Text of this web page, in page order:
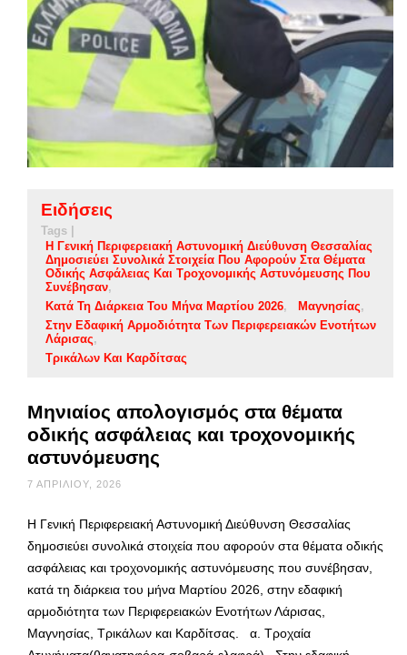
Ειδήσεις
Tags |
Η Γενική Περιφερειακή Αστυνομική Διεύθυνση Θεσσαλίας
Δημοσιεύει Συνολικά Στοιχεία Που Αφορούν Στα Θέματα
Οδικής Ασφάλειας Και Τροχονομικής Αστυνόμευσης Που
Συνέβησαν
Κατά Τη Διάρκεια Του Μήνα Μαρτίου 2026
Μαγνησίας
Στην Εδαφική Αρμοδιότητα Των Περιφερειακών Ενοτήτων
Λάρισας
Τρικάλων Και Καρδίτσας
Μηνιαίος απολογισμός στα θέματα
οδικής ασφάλειας και τροχονομικής
αστυνόμευσης
7 ΑΠΡΙΛΊΟΥ, 2026
Η Γενική Περιφερειακή Αστυνομική Διεύθυνση Θεσσαλίας
δημοσιεύει συνολικά στοιχεία που αφορούν στα θέματα οδικής
ασφάλειας και τροχονομικής αστυνόμευσης που συνέβησαν,
κατά τη διάρκεια του μήνα Μαρτίου 2026, στην εδαφική
αρμοδιότητα των Περιφερειακών Ενοτήτων Λάρισας,
Μαγνησίας, Τρικάλων και Καρδίτσας. α. Τροχαία